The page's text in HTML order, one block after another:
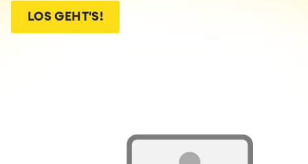
LOS GEHT'S!